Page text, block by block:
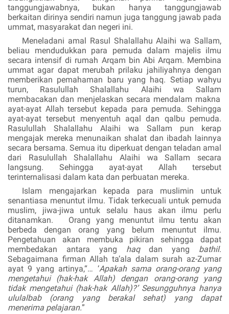
tanggungjawabnya, bukan hanya tanggungjawab
berkaitan dirinya sendiri namun juga tanggung jawab pada
ummat, masyarakat dan negeri ini.
Meneladani amal Rasul Shalallahu Alaihi wa Sallam,
beliau mendudukkan para pemuda dalam majelis ilmu
secara intensif di rumah Arqam bin Abi Arqam. Membina
ummat agar dapat merubah prilaku jahiliyahnya dengan
memberikan pemahaman baru yang haq. Setiap wahyu
turun, RasulullahShalallahu Alaihi wa Sallam
membacakan dan menjelaskan secara mendalam makna
ayat-ayat Allah tersebut kepada para pemuda. Sehingga
ayat-ayat tersebut menyentuh aqal dan qalbu pemuda.
Rasulullah Shalallahu Alaihi wa Sallam
pun kerap
mengajak mereka menunaikan shalat dan ibadah lainnya
secara bersama. Semua itu diperkuat dengan teladan amal
dari RasulullahShalallahu Alaihi wa Sallam
secara
langsung. Sehingga ayat-ayat Allah tersebut
terinternalisasi dalam kata dan perbuatan mereka.
Islam mengajarkan kepada para muslimin untuk
senantiasa menuntut ilmu. Tidak terkecuali untuk pemuda
muslim, jiwa-jiwa untuk selalu haus akan ilmu perlu
ditanamkan. Orang yang menuntut ilmu tentu akan
berbeda dengan orang yang belum menuntut ilmu.
Pengetahuan akan membuka pikiran sehingga dapat
membedakan antara yang haqdan yang bathil.
Sebagaimana firman Allah ta’ala dalam surah az-Zumar
ayat 9 yang artinya,“… ‘Apakah sama orang-orang yang
mengetahui (hak-hak Allah) dengan orang-orang yang
tidak mengetahui (hak-hak Allah)?’ Sesungguhnya hanya
ululalbab (orang yang berakal sehat) yang dapat
menerima pelajaran.”